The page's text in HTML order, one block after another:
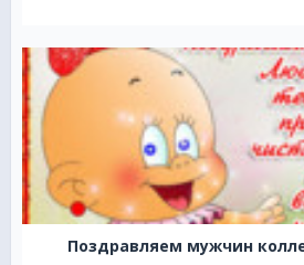
Поздравляем мужчин